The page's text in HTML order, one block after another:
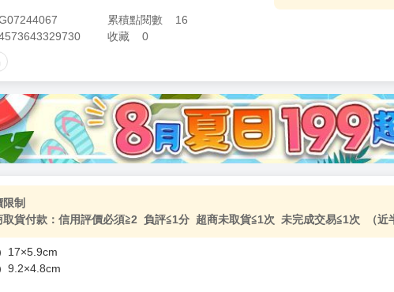
累積點閱數
16
收藏 0
制
取貨付款：信用評價必須≧2 負評≦1分 超商未取貨≦1次 未完成交易≦1次 （近
17×5.9cm
9.2×4.8cm